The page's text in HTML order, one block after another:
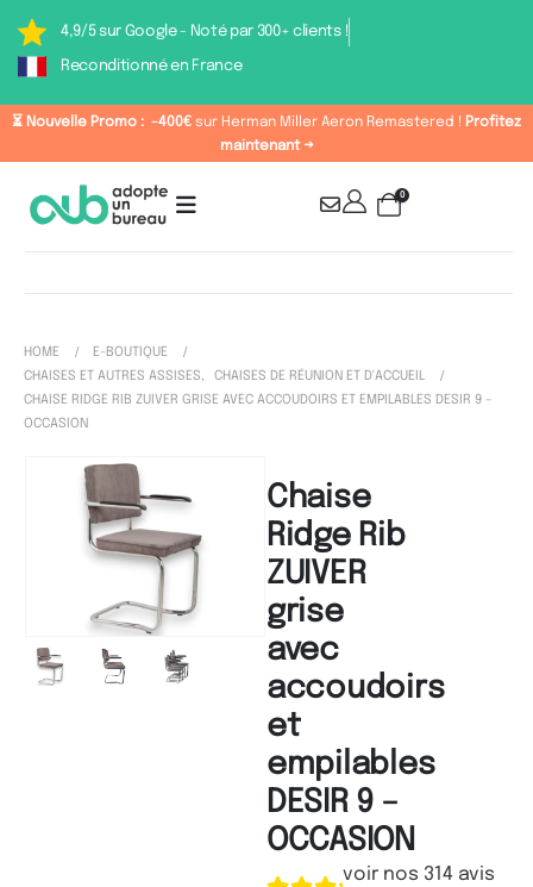
4,9/5 sur Google - Noté par 300+ clients !
Reconditionné en France
⏳ Nouvelle Promo : -400€ sur Herman Miller Aeron Remastered ! Profitez
maintenant →
0
HOME
E-BOUTIQUE
CHAISES ET AUTRES ASSISES,
CHAISES DE RÉUNION ET D'ACCUEIL
CHAISE RIDGE RIB ZUIVER GRISE AVEC ACCOUDOIRS ET EMPILABLES DESIR 9 –
OCCASION
Chaise
Ridge Rib
ZUIVER
grise
avec
accoudoirs
et
empilables
DESIR 9 –
OCCASION
voir nos 314 avis